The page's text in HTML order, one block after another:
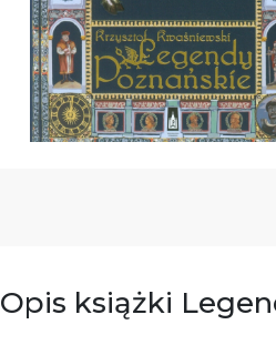
Opis książki